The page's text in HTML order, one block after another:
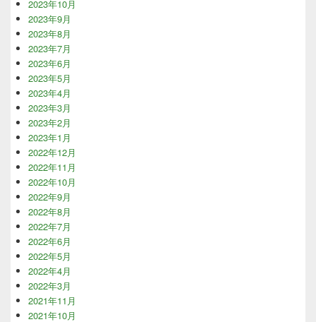
2023年10月
2023年9月
2023年8月
2023年7月
2023年6月
2023年5月
2023年4月
2023年3月
2023年2月
2023年1月
2022年12月
2022年11月
2022年10月
2022年9月
2022年8月
2022年7月
2022年6月
2022年5月
2022年4月
2022年3月
2021年11月
2021年10月